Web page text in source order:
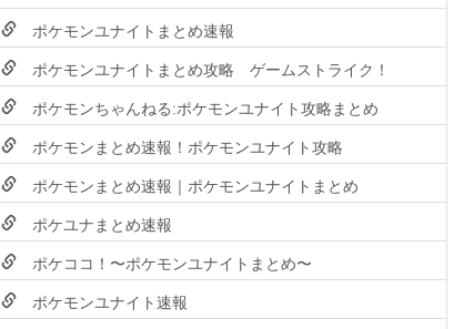
ポケモンユナイトまとめ速報
ポケモンユナイトまとめ攻略 ゲームストライク！
ポケモンちゃんねる:ポケモンユナイト攻略まとめ
ポケモンまとめ速報！ポケモンユナイト攻略
ポケモンまとめ速報｜ポケモンユナイトまとめ
ポケユナまとめ速報
ポケココ！〜ポケモンユナイトまとめ〜
ポケモンユナイト速報